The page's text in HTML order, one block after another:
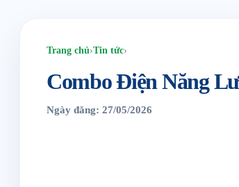
Trang chủ›Tin tức›
Combo Điện Năng
Ngày đăng: 27/05/2026